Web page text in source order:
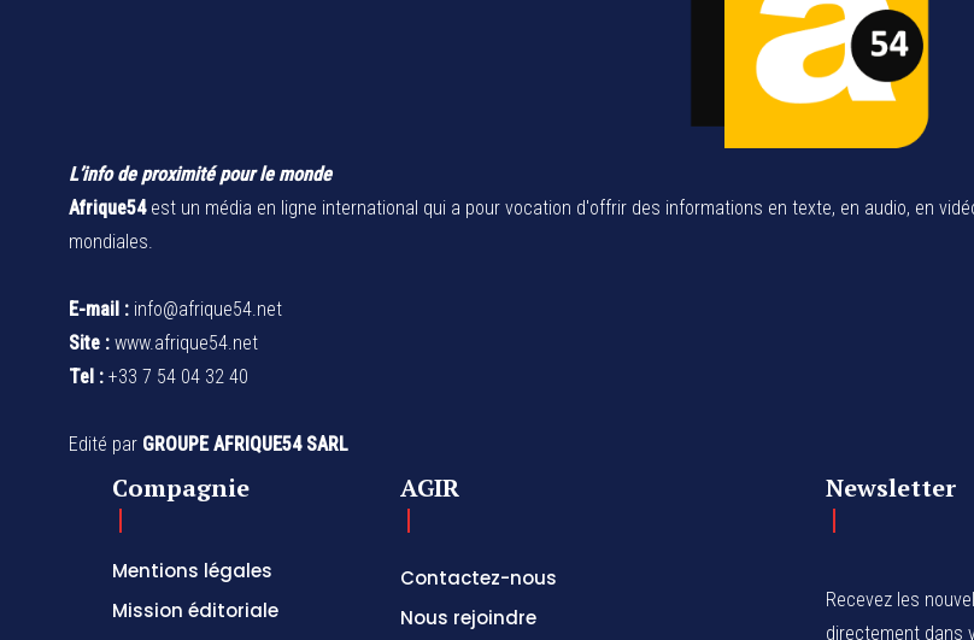
L’info de proximité pour le monde
Afrique54est un média en ligne international qui a pour vocation d'offrir des informations en texte, en audio, en
mondiales.
E-mail : info@afrique54.net
Site : www.afrique54.net
Tel : +33 7 54 04 32 40
Edité par GROUPE AFRIQUE54 SARL
Compagnie
Mentions légales
Mission éditoriale
AGIR
Contactez-nous
Nous rejoindre
Newsletter
Recevez les
directement dans